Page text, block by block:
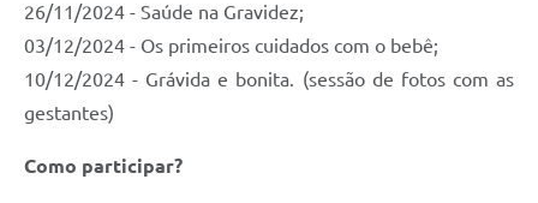
26/11/2024 - Saúde na Gravidez;
03/12/2024 - Os primeiros cuidados com o bebê;
10/12/2024 - Grávida e bonita. (sessão de fotos com as
gestantes)
Como participar?